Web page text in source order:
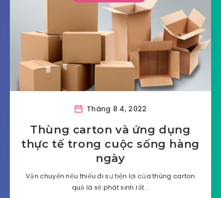
Tháng 8 4, 2022
Thùng carton và ứng dụng
thực tế trong cuộc sống hàng
ngày
Vận chuyển nếu thiếu đi sự tiện lợi của thùng carton
quả là sẽ phát sinh rất…